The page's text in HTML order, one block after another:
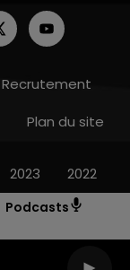
Podcasts
Recrutement
Plan du site
2023 2022